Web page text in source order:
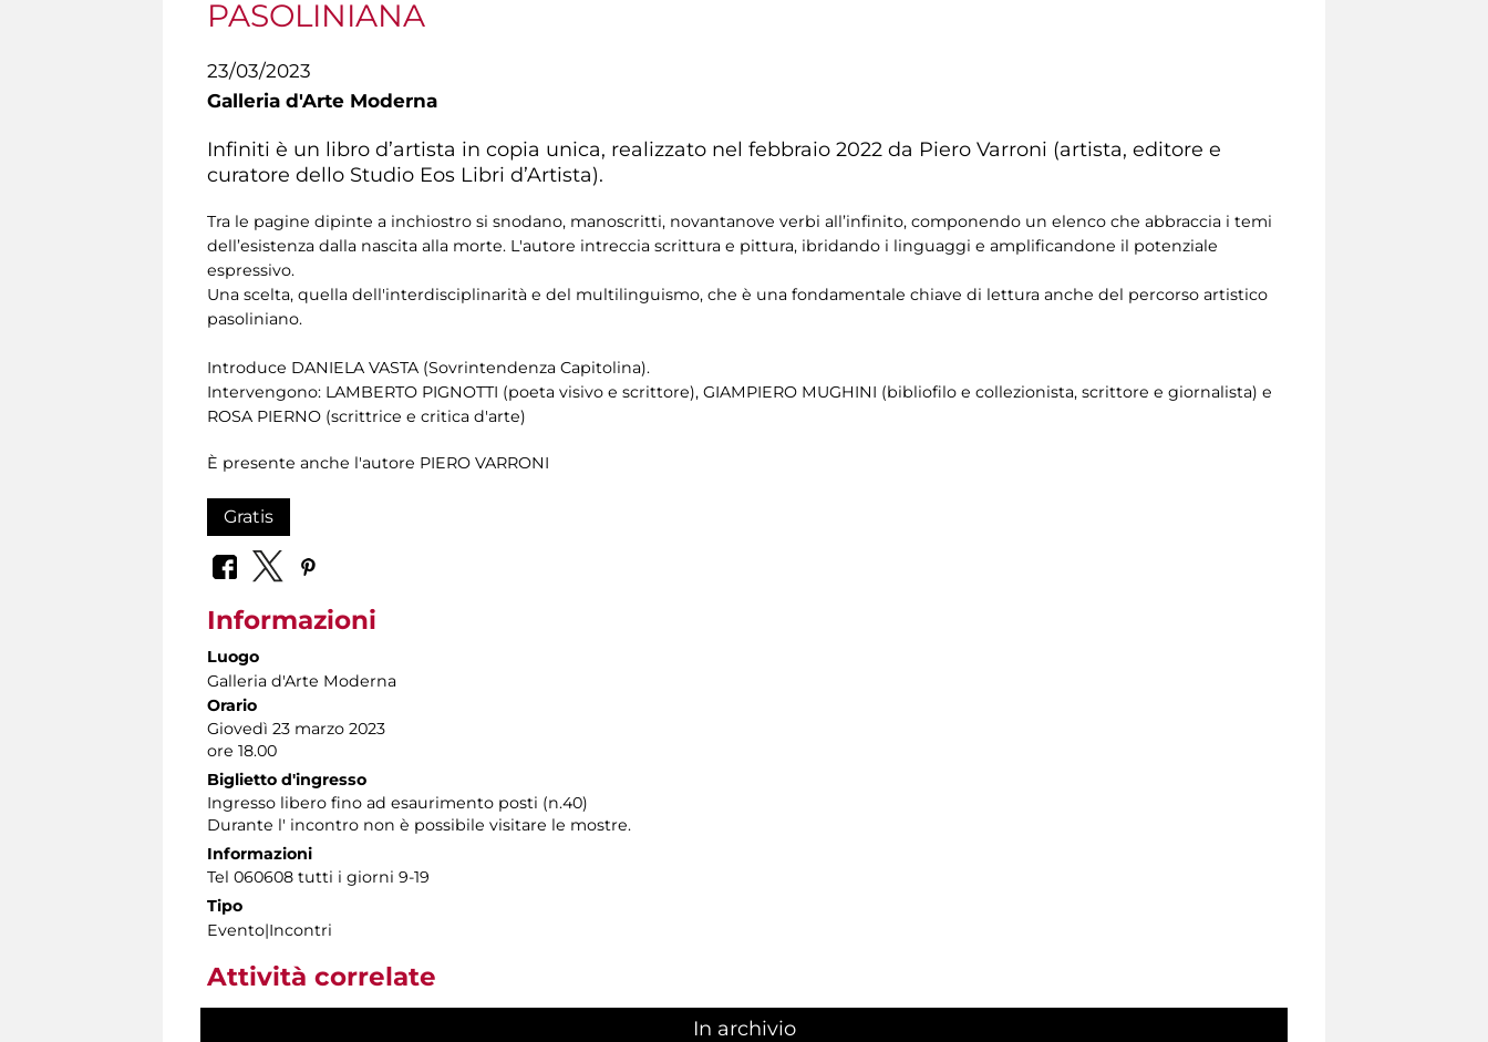
PASOLINIANA
23/03/2023
Galleria d'Arte Moderna
Infiniti è un libro d’artista in copia unica, realizzato nel febbraio 2022 da Piero Varroni (artista, editore e
curatore dello Studio Eos Libri d’Artista).
Tra le pagine dipinte a inchiostro si snodano, manoscritti, novantanove verbi all’infinito, componendo un elenco che abbraccia i temi
dell’esistenza dalla nascita alla morte. L'autore intreccia scrittura e pittura, ibridando i linguaggi e amplificandone il potenziale
espressivo.
Una scelta, quella dell'interdisciplinarità e del multilinguismo, che è una fondamentale chiave di lettura anche del percorso artistico
pasoliniano.
Introduce DANIELA VASTA (Sovrintendenza Capitolina).
Intervengono: LAMBERTO PIGNOTTI (poeta visivo e scrittore), GIAMPIERO MUGHINI (bibliofilo e collezionista, scrittore e giornalista) e
ROSA PIERNO (scrittrice e critica d'arte)
È presente anche l'autore PIERO VARRONI
Gratis
Informazioni
Luogo
Galleria d'Arte Moderna
Orario
Giovedì 23 marzo 2023
ore 18.00
Biglietto d'ingresso
Ingresso libero fino ad esaurimento posti (n.40)
Durante l' incontro non è possibile visitare le mostre.
Informazioni
Tel 060608 tutti i giorni 9-19
Tipo
Evento|Incontri
Attività correlate
In archivio